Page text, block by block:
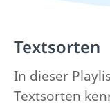
Textsorten
In dieser
Textsorten